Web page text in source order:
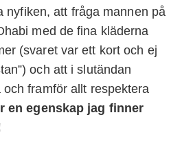
nyfiken, att fråga mannen på
med de fina kläderna
(svaret var ett kort och ej
och att i slutändan
framför allt respektera
en egenskap jag finner